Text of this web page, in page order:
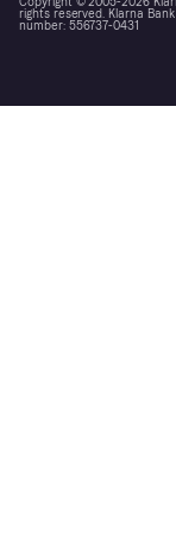
rights reserved. Klarna
number: 556737-0431